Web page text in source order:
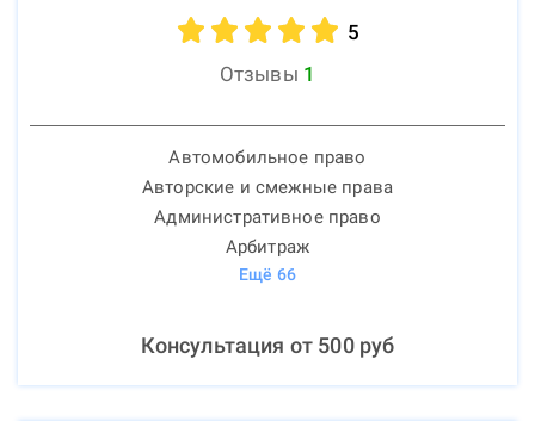
5
Отзывы 1
Автомобильное право
Авторские и смежные права
Административное право
Арбитраж
Ещё 66
Консультация от 500руб